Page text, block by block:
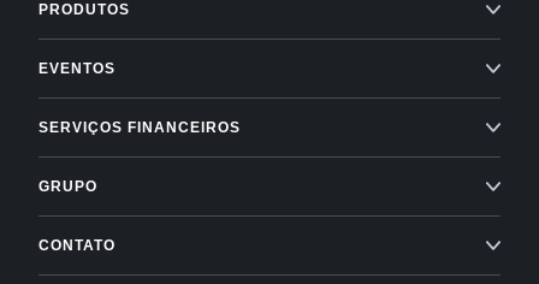
Imobiliárias
Novidades Superlógica
PRODUTOS
Administração condominial
Módulo Financeiro
EVENTOS
Superlógica Next
SERVIÇOS FINANCEIROS
Entenda o Inadimplência Zero
GRUPO
Arbo
CONTATO